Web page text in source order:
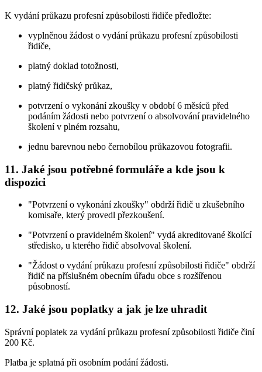
K vydání průkazu profesní způsobilosti řidiče předložte:
vyplněnou žádost o vydání průkazu profesní způsobilosti
řidiče,
platný doklad totožnosti,
platný řidičský průkaz,
potvrzení o vykonání zkoušky v období 6 měsíců před
podáním žádosti nebo potvrzení o absolvování pravidelného
školení v plném rozsahu,
jednu barevnou nebo černobílou průkazovou fotografii.
11. Jaké jsou potřebné formuláře a kde jsou k
dispozici
"Potvrzení o vykonání zkoušky" obdrží řidič u zkušebního
komisaře, který provedl přezkoušení.
"Potvrzení o pravidelném školení" vydá akreditované školící
středisko, u kterého řidič absolvoval školení.
"Žádost o vydání průkazu profesní způsobilosti řidiče" obdrží
řidič na příslušném obecním úřadu obce s rozšířenou
působností.
12. Jaké jsou poplatky a jak je lze uhradit
Správní poplatek za vydání průkazu profesní způsobilosti řidiče činí
200 Kč.
Platba je splatná při osobním podání žádosti.